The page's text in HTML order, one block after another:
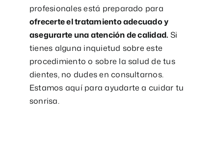
profesionales está preparado para
ofrecerte el tratamiento adecuado y
asegurarte una atención de calidad. Si
tienes alguna inquietud sobre este
procedimiento o sobre la salud de tus
dientes, no dudes en consultarnos.
Estamos aquí para ayudarte a cuidar tu
sonrisa.